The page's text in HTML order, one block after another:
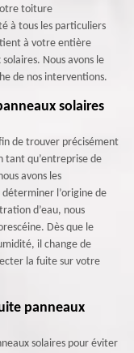
toiture
à tous les particuliers
à votre entière
Nous avons le
de nos interventions.
solaires
de trouver précisément
tant qu’entreprise de
avons les
l’origine de
d’eau, nous
Dès que le
il change de
la fuite sur votre
panneaux
solaires pour éviter